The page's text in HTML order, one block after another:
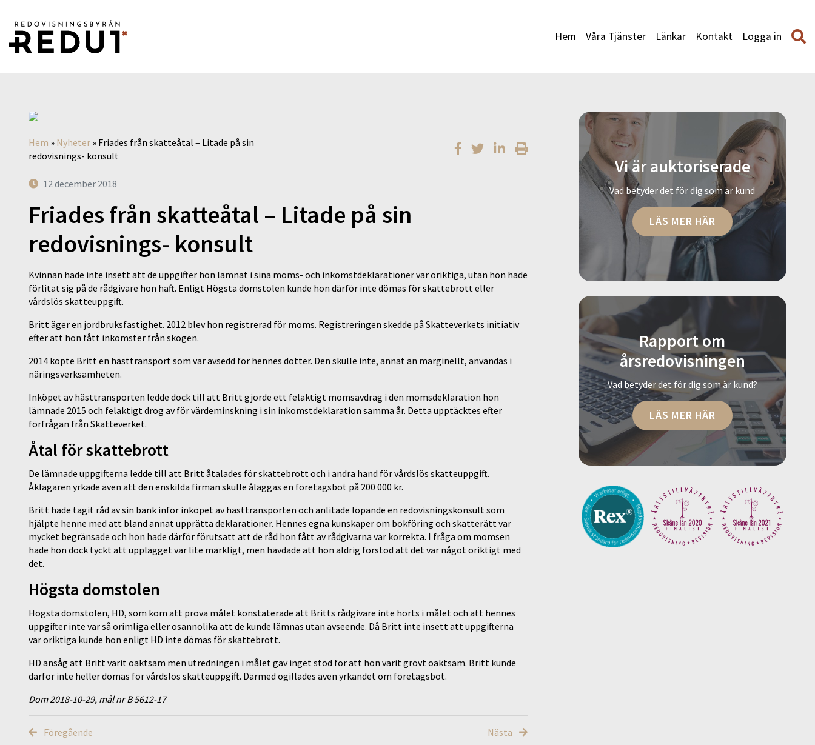
Hem Våra Tjänster Länkar Kontakt Logga in
Hem » Nyheter » Friades från skatteåtal – Litade på sin
redovisnings- konsult
12 december 2018
Friades från skatteåtal – Litade på sin
redovisnings- konsult
Kvinnan hade inte insett att de uppgifter hon lämnat i sina moms- och inkomstdeklarationer var oriktiga, utan hon hade
förlitat sig på de rådgivare hon haft. Enligt Högsta domstolen kunde hon därför inte dömas för skattebrott eller
vårdslös skatteuppgift.
Britt äger en jordbruksfastighet. 2012 blev hon registrerad för moms. Registreringen skedde på Skatteverkets initiativ
efter att hon fått inkomster från skogen.
2014 köpte Britt en hästtransport som var avsedd för hennes dotter. Den skulle inte, annat än marginellt, användas i
näringsverksamheten.
Inköpet av hästtransporten ledde dock till att Britt gjorde ett felaktigt momsavdrag i den momsdeklaration hon
lämnade 2015 och felaktigt drog av för värdeminskning i sin inkomstdeklaration samma år. Detta upptäcktes efter
förfrågan från Skatteverket.
Åtal för skattebrott
De lämnade uppgifterna ledde till att Britt åtalades för skattebrott och i andra hand för vårdslös skatteuppgift.
Åklagaren yrkade även att den enskilda firman skulle åläggas en företagsbot på 200 000 kr.
Britt hade tagit råd av sin bank inför inköpet av hästtransporten och anlitade löpande en redovisningskonsult som
hjälpte henne med att bland annat upprätta deklarationer. Hennes egna kunskaper om bokföring och skatterätt var
mycket begränsade och hon hade därför förutsatt att de råd hon fått av rådgivarna var korrekta. I fråga om momsen
hade hon dock tyckt att upplägget var lite märkligt, men hävdade att hon aldrig förstod att det var något oriktigt med
det.
Högsta domstolen
Högsta domstolen, HD, som kom att pröva målet konstaterade att Britts rådgivare inte hörts i målet och att hennes
uppgifter inte var så orimliga eller osannolika att de kunde lämnas utan avseende. Då Britt inte insett att uppgifterna
var oriktiga kunde hon enligt HD inte dömas för skattebrott.
HD ansåg att Britt varit oaktsam men utredningen i målet gav inget stöd för att hon varit grovt oaktsam. Britt kunde
därför inte heller dömas för vårdslös skatteuppgift. Därmed ogillades även yrkandet om företagsbot.
Dom 2018-10-29, mål nr B 5612-17
Föregående Nästa
Vi är auktoriserade
Vad betyder det för dig som är kund
LÄS MER HÄR
Rapport om
årsredovisningen
Vad betyder det för dig som är kund?
LÄS MER HÄR